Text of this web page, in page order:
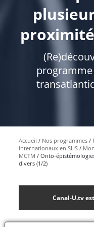
Accueil Nos programmes
internationaux en SHS
MCTM
Onto-
divers (1/2)
Canal-U.tv